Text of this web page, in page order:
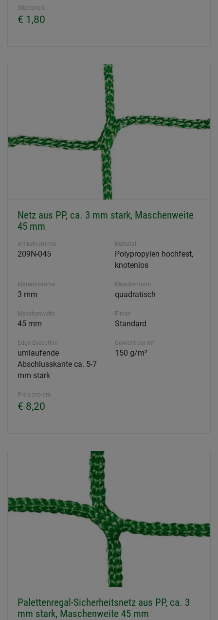
Stückpreis
€ 1,80
Netz aus PP, ca. 3 mm stark, Maschenweite
45 mm
Artikelnummer
209N-045
Material
Polypropylen hochfest,
knotenlos
Materialstärke
3 mm
Maschenform
quadratisch
Maschenweite
45 mm
Finish
Standard
Edge Execution
umlaufende
Abschlusskante ca. 5-7
mm stark
Gewicht per m²
150 g/m²
Preis pro qm
€ 8,20
Palettenregal-Sicherheitsnetz aus PP, ca. 3
mm stark, Maschenweite 45 mm